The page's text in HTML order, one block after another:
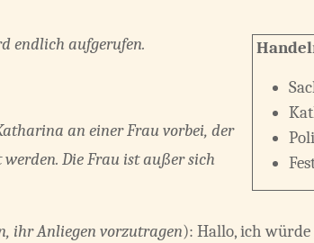
endlich aufgerufen.
an einer Frau vorbei, der
Die Frau ist außer sich
ihr Anliegen vorzutragen): Hallo, ich würde